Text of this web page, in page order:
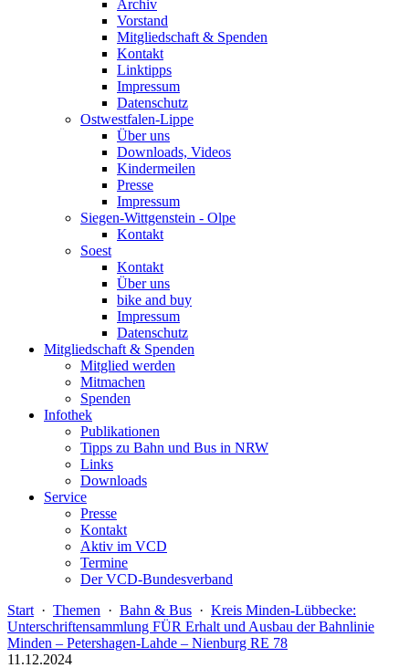
Archiv
Vorstand
Mitgliedschaft & Spenden
Kontakt
Linktipps
Impressum
Datenschutz
Ostwestfalen-Lippe
Über uns
Downloads, Videos
Kindermeilen
Presse
Impressum
Siegen-Wittgenstein - Olpe
Kontakt
Soest
Kontakt
Über uns
bike and buy
Impressum
Datenschutz
Mitgliedschaft & Spenden
Mitglied werden
Mitmachen
Spenden
Infothek
Publikationen
Tipps zu Bahn und Bus in NRW
Links
Downloads
Service
Presse
Kontakt
Aktiv im VCD
Termine
Der VCD-Bundesverband
Start · Themen · Bahn & Bus · Kreis Minden-Lübbecke:
Unterschriftensammlung FÜR Erhalt und Ausbau der Bahnlinie
Minden – Petershagen-Lahde – Nienburg RE 78
11.12.2024